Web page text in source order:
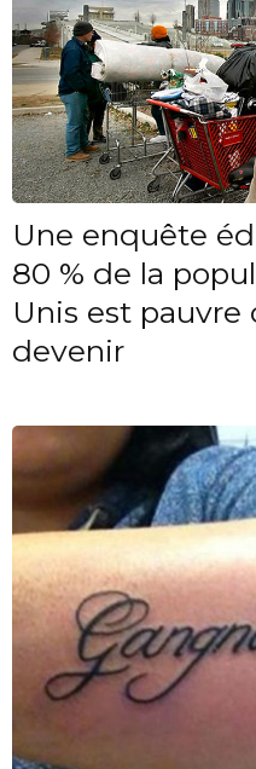
Une enquête
80 % de la
Unis est pauvre
devenir